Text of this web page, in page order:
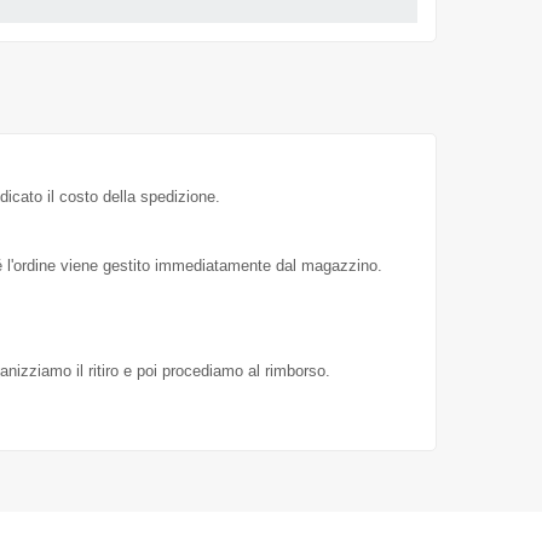
il costo della spedizione.
viene gestito immediatamente dal magazzino.
il ritiro e poi procediamo al rimborso.